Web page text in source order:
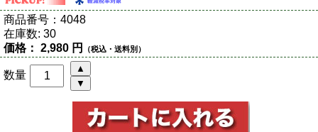
商品番号： 4048
在庫数: 30
価格： 2,980 円 （税込・送料別）
数量